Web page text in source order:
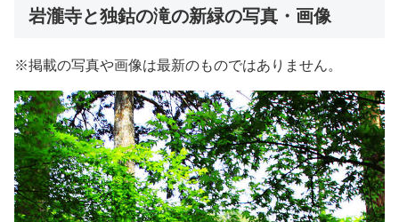
岩瀧寺と独鈷の滝の新緑の写真・画像
※掲載の写真や画像は最新のものではありません。